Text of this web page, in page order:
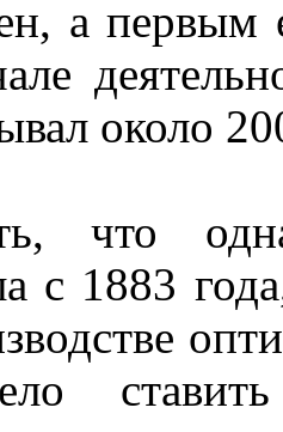
а первым
около
что
с 1883